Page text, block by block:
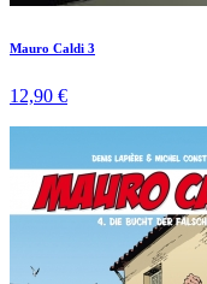
Mauro Caldi 3
12,90 €